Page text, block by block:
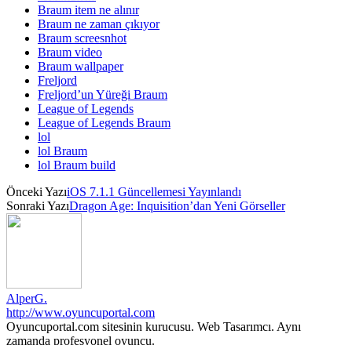
Braum item ne alınır
Braum ne zaman çıkıyor
Braum screesnhot
Braum video
Braum wallpaper
Freljord
Freljord’un Yüreği Braum
League of Legends
League of Legends Braum
lol
lol Braum
lol Braum build
Önceki YazıiOS 7.1.1 Güncellemesi Yayınlandı
Sonraki YazıDragon Age: Inquisition’dan Yeni Görseller
AlperG.
http://www.oyuncuportal.com
Oyuncuportal.com sitesinin kurucusu. Web Tasarımcı. Aynı
zamanda profesyonel oyuncu.